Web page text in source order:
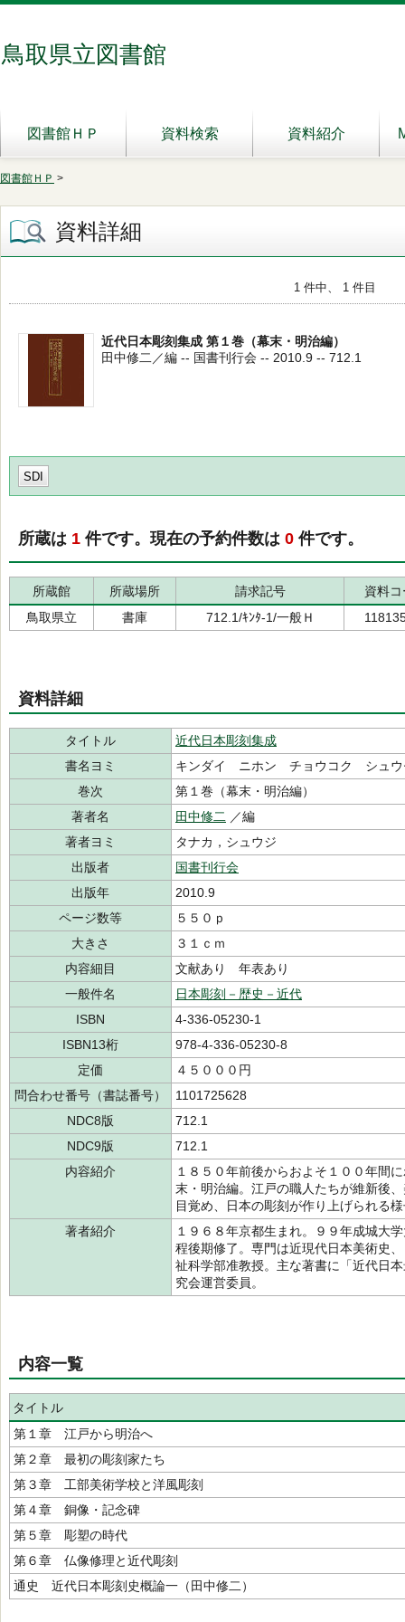
鳥取県立図書館
図書館ＨＰ 資料検索 資料紹介
図書館ＨＰ >
資料詳細
1 件中、 1 件目
近代日本彫刻集成 第１巻（幕末・明治編）
田中修二／編 -- 国書刊行会 -- 2010.9 -- 712.1
SDI
所蔵は 1 件です。現在の予約件数は 0 件です。
所蔵館 所蔵場所 請求記号
資料
鳥取県立
書庫 712.1/ｷﾝﾀ-1/一般Ｈ
資料詳細
タイトル
近代日本彫刻集成
書名ヨミ
キンダイ ニホン チョウコク シュウ
巻次
第１巻（幕末・明治編）
著者名
田中修二 ／編
著者ヨミ
タナカ，シュウジ
出版者
国書刊行会
出版年
2010.9
ページ数等
５５０ｐ
大きさ
３１ｃｍ
内容細目
文献あり 年表あり
一般件名
日本彫刻－歴史－近代
ISBN
4-336-05230-1
ISBN13桁
978-4-336-05230-8
定価
４５０００円
問合わせ番号（書誌番号）
1101725628
NDC8版
712.1
NDC9版
712.1
内容紹介
１８５０年前後からおよそ１００年間
末・明治編。江戸の職人たちが維新後
目覚め、日本の彫刻が作り上げられる
著者紹介
１９６８年京都生まれ。９９年成城大
程後期修了。専門は近現代日本美術史
祉科学部准教授。主な著書に「近代日
究会運営委員。
内容一覧
タイトル
第１章 江戸から明治へ
第２章 最初の彫刻家たち
第３章 工部美術学校と洋風彫刻
第４章 銅像・記念碑
第５章 彫塑の時代
第６章 仏像修理と近代彫刻
通史 近代日本彫刻史概論一（田中修二）